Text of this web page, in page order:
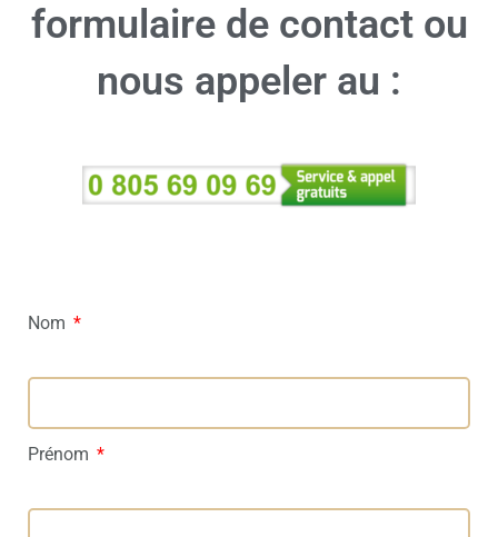
formulaire de contact ou
nous appeler au :
Nom
Prénom